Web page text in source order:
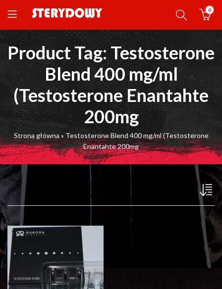
0
Product Tag: Testosterone
Blend 400 mg/ml
(Testosterone Enantahte
200mg
Strona główna » Testosterone Blend 400 mg/ml (Testosterone
Enantahte 200mg